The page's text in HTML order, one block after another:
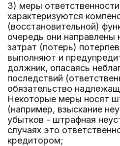
3) меры
характеризуются
(восстановительной)
очередь они направлены
затрат (потерь)
выполняют и
должник, опасаясь
последствий
обязательство
Некоторые меры носят
(например, взыскание
убытков - штрафная
случаях это
кредитором;